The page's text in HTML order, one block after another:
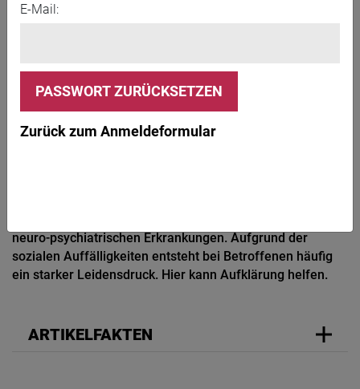
E-Mail:
Zurück zum Anmeldeformular
PRAXIS HINTERGRUND GEHIRN & NERVEN
neuro-psychiatrischen Erkrankungen. Aufgrund der
sozialen Auffälligkeiten entsteht bei Betroffenen häufig
ein starker Leidensdruck. Hier kann Aufklärung helfen.
ARTIKELFAKTEN